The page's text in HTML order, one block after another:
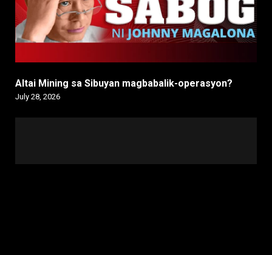
Altai Mining sa Sibuyan magbabalik-operasyon?
July 28, 2026